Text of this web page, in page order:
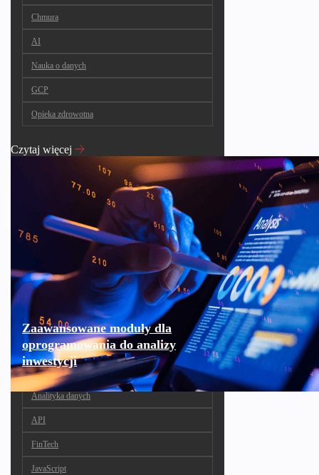
Chmura
AI
Nauka o danych
GCP
Opieka zdrowotna
Czytaj więcej
Zaawansowane moduły dla
oprogramowania do analizy
inwestycji
Analityka danych
API
FinTech
JavaScript